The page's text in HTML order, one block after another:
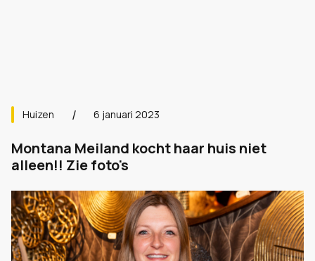
Huizen 6 januari 2023
Montana Meiland kocht haar huis niet
alleen!! Zie foto's